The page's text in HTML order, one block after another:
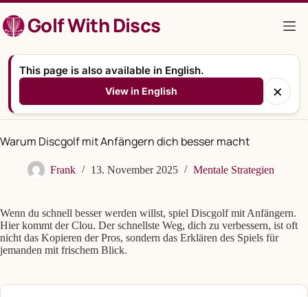
Inhalt
springenGolf With Discs
This page is also available in English.
View in English ×
Warum Discgolf mit Anfängern dich besser macht
Frank 13. November 2025 Mentale Strategien
Wenn du schnell besser werden willst, spiel Discgolf mit Anfängern.
Hier kommt der Clou. Der schnellste Weg, dich zu verbessern, ist oft
nicht das Kopieren der Pros, sondern das Erklären des Spiels für
jemanden mit frischem Blick.